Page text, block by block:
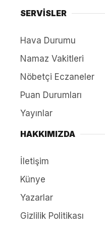
SERVİSLER
Hava Durumu
Namaz Vakitleri
Nöbetçi Eczaneler
Puan Durumları
Yayınlar
HAKKIMIZDA
İletişim
Künye
Yazarlar
Gizlilik Politikası